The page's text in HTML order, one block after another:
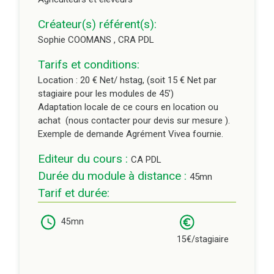
Créateur(s) référent(s):
Sophie COOMANS , CRA PDL
Tarifs et conditions:
Location : 20 € Net/ hstag, (soit 15 € Net par
stagiaire pour les modules de 45’)
Adaptation locale de ce cours en location ou
achat (nous contacter pour devis sur mesure ).
Exemple de demande Agrément Vivea fournie.
Editeur du cours : CA PDL
Durée du module à distance : 45mn
Tarif et durée:
45mn
15€/stagiaire